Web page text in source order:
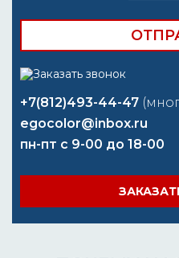
+7(812)493-44-47
egocolor@inbox.ru
пн-пт с 9-00 до 18-00